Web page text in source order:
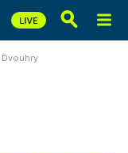
Dvouhry